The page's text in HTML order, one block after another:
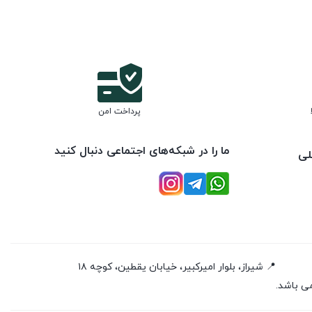
پرداخت امن
ما را در شبکه‌های اجتماعی دنبال کنید
📍 شیراز، بلوار امیرکبیر، خیابان یقطین، کوچه ۱۸